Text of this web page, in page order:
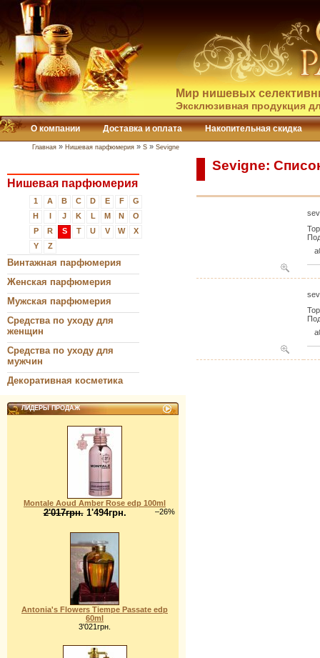
Мир нишевых
Эксклюзивная продукция
О компании Доставка и оплата Накопительная скидка
Главная » Нишевая парфюмерия » S » Sevigne
Нишевая парфюмерия
1 A B C D E F
G
H
I J K L M N
O
P
R S T U V W
X
Y
Z
Винтажная парфюмерия
Женская парфюмерия
Мужская парфюмерия
Средства по уходу для
женщин
Средства по уходу для
мужчин
Декоративная косметика
ЛИДЕРЫ ПРОДАЖ
Montale Aoud Amber Rose edp 100ml
–26%
2'017грн.1'494грн.
Antonia's Flowers Tiempe Passate edp
60ml
3'021грн.
Sevigne: